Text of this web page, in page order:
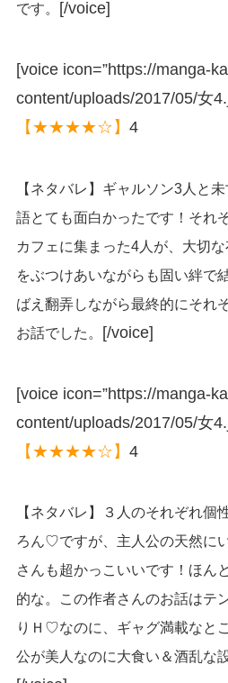
です。
[/voice]
[voice icon=”https://manga-
content/uploads/2017/05/女
【★★★★☆】 4
【ネタバレ】ギャルソン3人と
語とても面白かったです！それ
カフェに集まった4人が、大切
をぶつけあいながらも固い絆で
ばえ翻弄しながら最終的にそれ
お話でした。 [/voice]
[voice icon=”https://manga-
content/uploads/2017/05/女
【★★★★☆】 4
【ネタバレ】３人のそれぞれ個
ろん♡ですが、主人公の天然に
さんも超かっこいいです！ほん
的な。この作者さんのお話はテ
りＨ♡なのに、ギャグ満載なと
公が美人なのに大食い＆酒乱な